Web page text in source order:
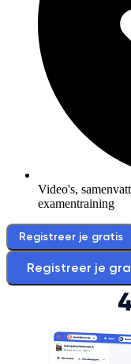
Video's,
examentraining
Registreer je gratis
Registreer je